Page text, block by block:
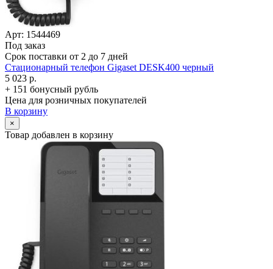
Арт: 1544469
Под заказ
Срок поставки от 2 до 7 дней
Стационарный телефон Gigaset DESK400 черный
5 023 р.
+ 151 бонусный рубль
Цена для розничных покупателей
В корзину
×
Товар добавлен в корзину